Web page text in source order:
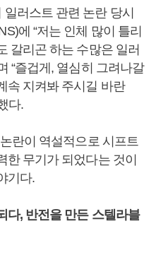
러스트 관련 논란 당시
에 “저는 인체 많이 틀리
갈리곤 하는 수많은 일러
“즐겁게, 열심히 그려나갈
속 지켜봐 주시길 바란
다.
란이 역설적으로 시프트
무기가 되었다는 것이
기다.
, 반전을 만든 스텔라블